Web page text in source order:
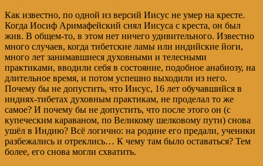
Как известно, по одной из версий Иисус не умер на кресте.
Когда Иосиф Аримафейский снял Иисуса с креста, он был
жив. В общем-то, в этом нет ничего удивительного. Известно
много случаев, когда тибетские ламы или индийские йоги,
много лет занимавшиеся духовными и телесными
практиками, вводили себя в состояние, подобное анабиозу, на
длительное время, и потом успешно выходили из него.
Почему бы не допустить, что Иисус, 16 лет обучавшийся в
индиях-тибетах духовным практикам, не проделал то же
самое? И почему бы не допустить, что после этого он (с
купеческим караваном, по Великому шелковому пути) снова
ушёл в Индию? Всё логично: на родине его предали, ученики
разбежались и отреклись… К чему там было оставаться? Тем
более, его снова могли схватить.